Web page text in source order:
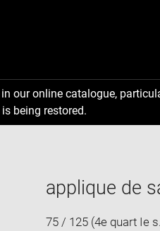
our online catalogue,
being restored.
applique de
75 / 125 (4e quart Ie